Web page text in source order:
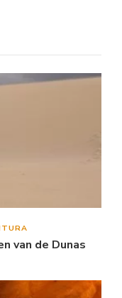
van de Dunas